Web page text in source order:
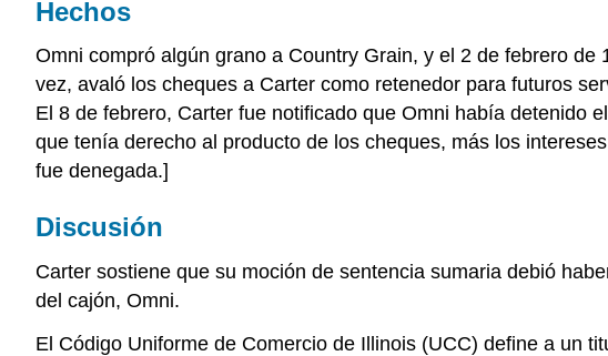
Hechos
Omni compró algún grano a Country Grain, y el 2 de febrero
vez, avaló los cheques a Carter como retenedor para futuros
El 8 de febrero, Carter fue notificado que Omni había detenido
que tenía derecho al producto de los cheques, más los
fue denegada.]
Discusión
Carter sostiene que su moción de sentencia sumaria debió
del cajón, Omni.
El Código Uniforme de Comercio de Illinois (UCC) define a un